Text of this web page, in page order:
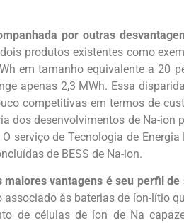
por outras
produtos existentes como
em tamanho equivalente a 20
apenas 2,3 MWh. Essa
competitivas em termos de
dos desenvolvimentos de Na-ion
serviço de Tecnologia de
de BESS de Na-ion.
maiores vantagens é seu perfil de
às baterias de íon-lítio
de células de íon de Na